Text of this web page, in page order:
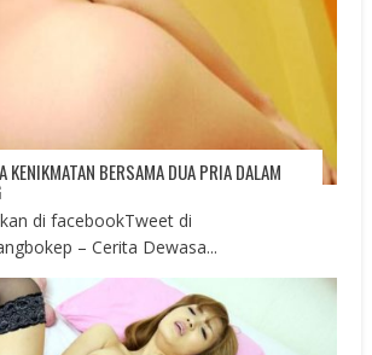
KENIKMATAN BERSAMA DUA PRIA DALAM
di facebookTweet di
– Cerita Dewasa...